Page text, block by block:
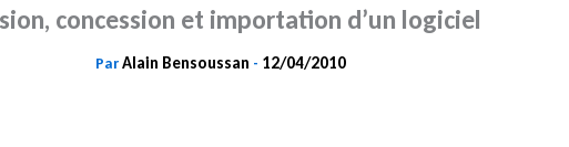
concession et importation d’un logiciel
ParAlain Bensoussan - 12/04/2010